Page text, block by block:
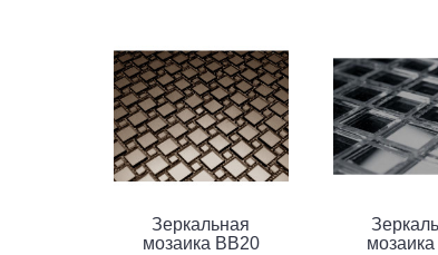
Зеркальная
мозаика BB20